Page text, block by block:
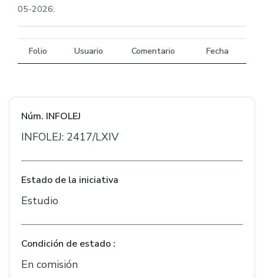
05-2026;
Folio Usuario Comentario Fecha
Núm. INFOLEJ
INFOLEJ: 2417/LXIV
Estado de la iniciativa
Estudio
Condición de estado :
En comisión